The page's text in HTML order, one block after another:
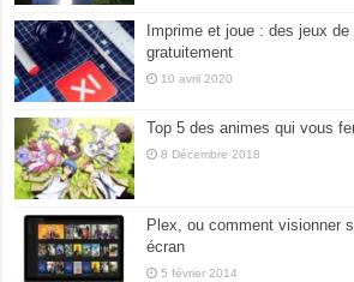
Imprime et joue : des jeux
gratuitement
10 avril 2020
Top 5 des animes qui vous
8 Décembre 2018
Plex, ou comment visionner
écran
5 février 2014